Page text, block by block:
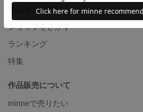
作品をさがす
ショップをさがす
ランキング
特集
作品販売について
minneで売りたい